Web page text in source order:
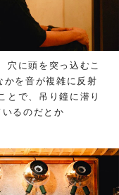
穴に頭を突っ込むこ
かを音が複雑に反射
とで、吊り鐘に潜り
るのだとか